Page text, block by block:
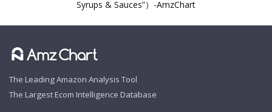
Syrups & Sauces”）-AmzChart
The Leading Amazon Analysis Tool
The Largest Ecom Intelligence Database